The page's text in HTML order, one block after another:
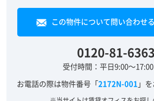
この物件について問い合わせる
0120-81-6363
受付時間：平日9:00～17:00
お電話の際は物件番号「2172N-001 」